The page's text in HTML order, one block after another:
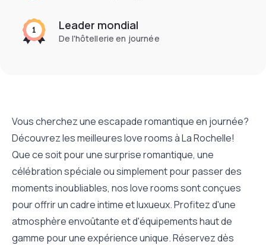
Leader mondial
De l'hôtellerie en journée
Vous cherchez une escapade romantique en journée?
Découvrez les meilleures love rooms à La Rochelle!
Que ce soit pour une surprise romantique, une
célébration spéciale ou simplement pour passer des
moments inoubliables, nos love rooms sont conçues
pour offrir un cadre intime et luxueux. Profitez d'une
atmosphère envoûtante et d'équipements haut de
gamme pour une expérience unique. Réservez dès